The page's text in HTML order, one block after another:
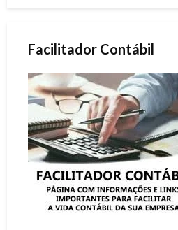
Facilitador Contábil